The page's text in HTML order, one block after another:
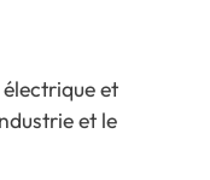
et
et le